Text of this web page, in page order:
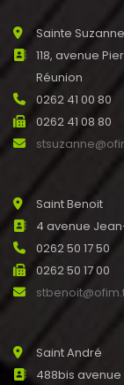
Sainte Suzanne
118, avenue
Réunion
0262 41 00 80
0262 41 08 80
Saint Benoit
4 avenue
0262 50 17 50
0262 50 17 00
Saint André
488bis avenue